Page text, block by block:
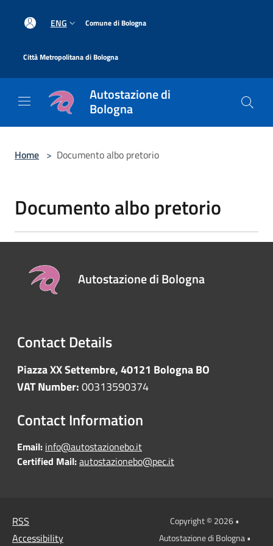
ENG Comune di Bologna
Città Metropolitana di Bologna
Autostazione di
Bologna
Home > Documento albo pretorio
Documento albo pretorio
Autostazione di Bologna
Contact Details
Piazza XX Settembre, 40121 Bologna BO
VAT Number:00313590374
Contact Information
Email: info@autostazionebo.it
Certified Mail:autostazionebo@pec.it
RSS
Accessibility
Copyright © 2026 •
Autostazione di Bologna •